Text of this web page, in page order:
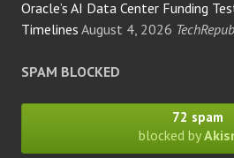
Oracle’s AI Data Center Funding
Timelines August 4, 2026
SPAM BLOCKED
72 spam
blocked by